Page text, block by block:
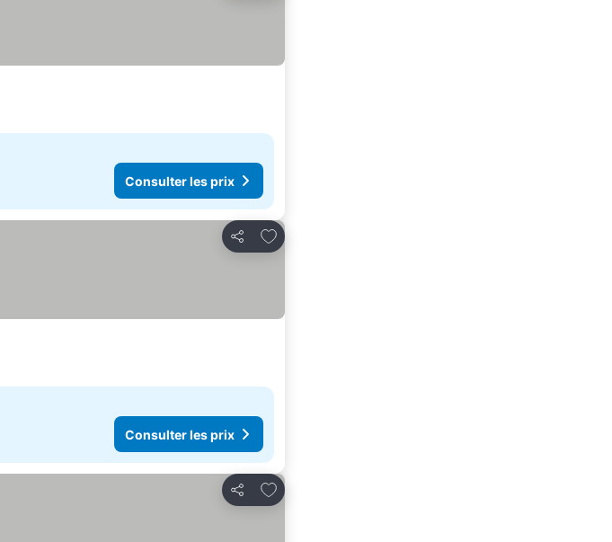
Consulter les prix
Partager
Ajouter à mes favoris
Consulter les prix
Partager
Ajouter à mes favoris